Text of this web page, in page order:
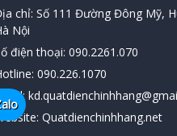
chỉ: Số 111 Đường Đông Mỹ,
Nội
điện thoại: 090.2261.070
090.226.1070
Email:
Website: Quatdienchinhhang.net